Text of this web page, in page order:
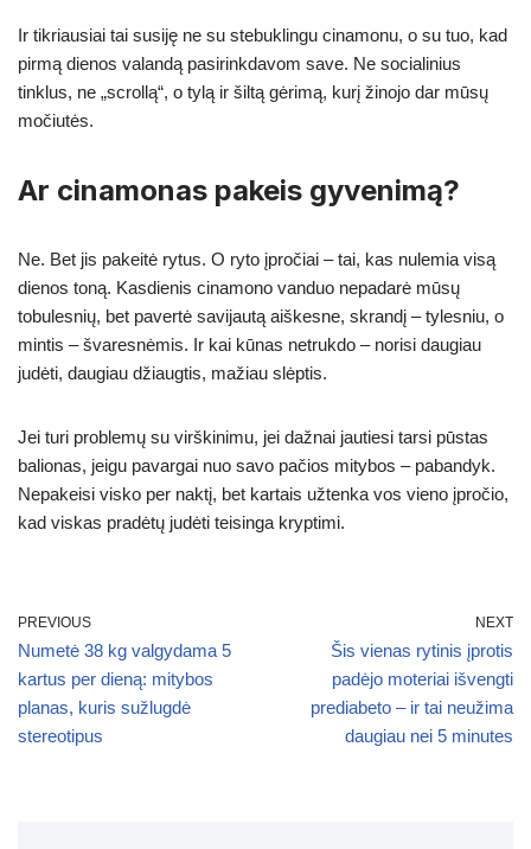
Ir tikriausiai tai susiję ne su stebuklingu cinamonu, o su tuo, kad
pirmą dienos valandą pasirinkdavom save. Ne socialinius
tinklus, ne „scrollą“, o tylą ir šiltą gėrimą, kurį žinojo dar mūsų
močiutės.
Ar cinamonas pakeis gyvenimą?
Ne. Bet jis pakeitė rytus. O ryto įpročiai – tai, kas nulemia visą
dienos toną. Kasdienis cinamono vanduo nepadarė mūsų
tobulesnių, bet pavertė savijautą aiškesne, skrandį – tylesniu, o
mintis – švaresnėmis. Ir kai kūnas netrukdo – norisi daugiau
judėti, daugiau džiaugtis, mažiau slėptis.
Jei turi problemų su virškinimu, jei dažnai jautiesi tarsi pūstas
balionas, jeigu pavargai nuo savo pačios mitybos – pabandyk.
Nepakeisi visko per naktį, bet kartais užtenka vos vieno įpročio,
kad viskas pradėtų judėti teisinga kryptimi.
PREVIOUS
Numetė 38 kg valgydama 5
kartus per dieną: mitybos
planas, kuris sužlugdė
stereotipus
NEXT
Šis vienas rytinis įprotis
padėjo moteriai išvengti
prediabeto – ir tai neužima
daugiau nei 5 minutes